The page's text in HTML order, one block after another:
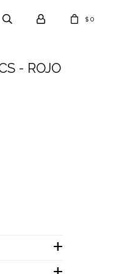
$ 0
- ROJO